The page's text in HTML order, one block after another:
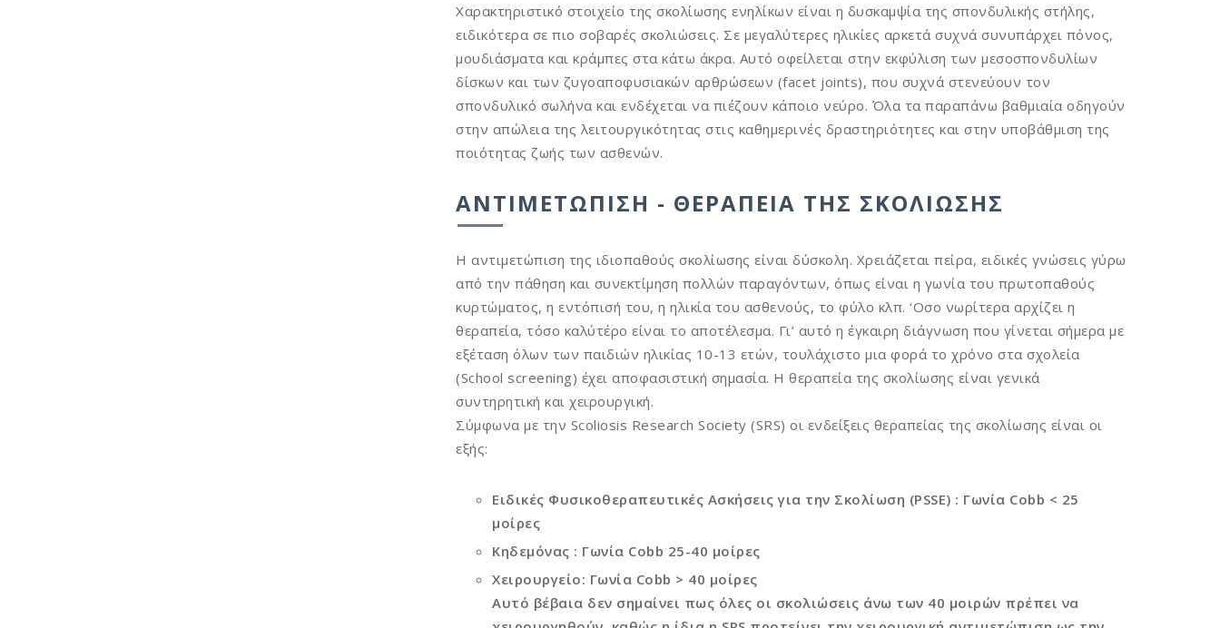
Χαρακτηριστικό στοιχείο της σκολίωσης ενηλίκων είναι η δυσκαμψία της σπονδυλικής στήλης,
ειδικότερα σε πιο σοβαρές σκολιώσεις. Σε μεγαλύτερες ηλικίες αρκετά συχνά συνυπάρχει πόνος,
μουδιάσματα και κράμπες στα κάτω άκρα. Αυτό οφείλεται στην εκφύλιση των μεσοσπονδυλίων
δίσκων και των ζυγοαποφυσιακών αρθρώσεων (facet joints), που συχνά στενεύουν τον
σπονδυλικό σωλήνα και ενδέχεται να πιέζουν κάποιο νεύρο. Όλα τα παραπάνω βαθμιαία οδηγούν
στην απώλεια της λειτουργικότητας στις καθημερινές δραστηριότητες και στην υποβάθμιση της
ποιότητας ζωής των ασθενών.
ΑΝΤΙΜΕΤΏΠΙΣΗ - ΘΕΡΑΠΕΊΑ ΤΗΣ ΣΚΟΛΊΩΣΗΣ
Η αντιμετώπιση της ιδιοπαθούς σκολίωσης είναι δύσκολη. Χρειάζεται πείρα, ειδικές γνώσεις γύρω
από την πάθηση και συνεκτίμηση πολλών παραγόντων, όπως είναι η γωνία του πρωτοπαθούς
κυρτώματος, η εντόπισή του, η ηλικία του ασθενούς, το φύλο κλπ. ‘Οσο νωρίτερα αρχίζει η
θεραπεία, τόσο καλύτέρο είναι το αποτέλεσμα. Γι’ αυτό η έγκαιρη διάγνωση που γίνεται σήμερα με
εξέταση όλων των παιδιών ηλικίας 10-13 ετών, τουλάχιστο μια φορά το χρόνο στα σχολεία
(School screening) έχει αποφασιστική σημασία. Η θεραπεία της σκολίωσης είναι γενικά
συντηρητική και χειρουργική.
Σύμφωνα με την Scoliosis Research Society (SRS) οι ενδείξεις θεραπείας της σκολίωσης είναι οι
εξής:
Ειδικές Φυσικοθεραπευτικές Ασκήσεις για την Σκολίωση (PSSE) : Γωνία Cobb < 25
μοίρες
Κηδεμόνας : Γωνία Cobb 25-40 μοίρες
Χειρουργείο: Γωνία Cobb > 40 μοίρες
Αυτό βέβαια δεν σημαίνει πως όλες οι σκολιώσεις άνω των 40 μοιρών πρέπει να